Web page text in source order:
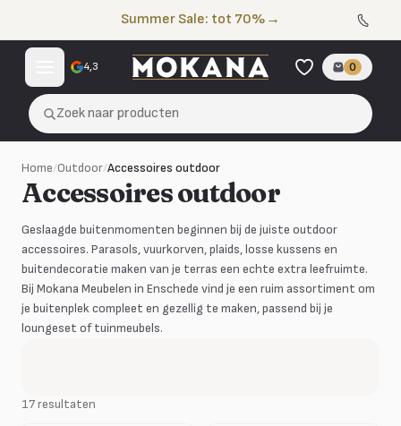
Summer Sale: tot 70% →
4,3 0
Zoek naar producten
Home/Outdoor/Accessoires outdoor
Accessoires outdoor
Geslaagde buitenmomenten beginnen bij de juiste outdoor
accessoires. Parasols, vuurkorven, plaids, losse kussens en
buitendecoratie maken van je terras een echte extra leefruimte.
Bij Mokana Meubelen in Enschede vind je een ruim assortiment om
je buitenplek compleet en gezellig te maken, passend bij je
loungeset of tuinmeubels.
17 resultaten